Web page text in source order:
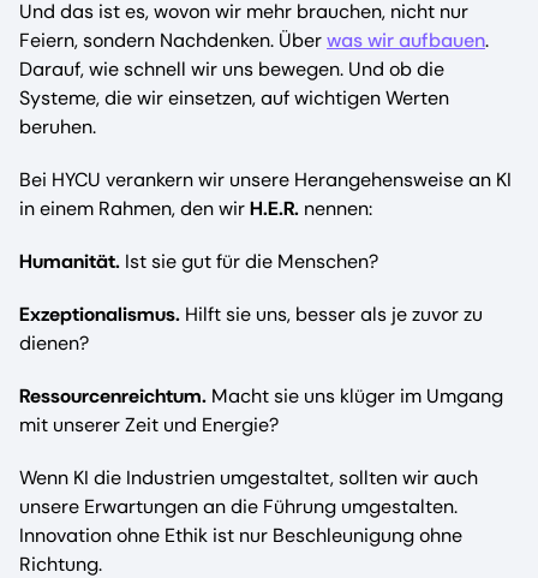
Und das ist es, wovon wir mehr brauchen, nicht nur
Feiern, sondern Nachdenken. Überwas wir aufbauen.
Darauf, wie schnell wir uns bewegen. Und ob die
Systeme, die wir einsetzen, auf wichtigen Werten
beruhen.
Bei HYCU verankern wir unsere Herangehensweise an KI
in einem Rahmen, den wirH.E.R. nennen:
Humanität. Ist sie gut für die Menschen?
Exzeptionalismus. Hilft sie uns, besser als je zuvor zu
dienen?
Ressourcenreichtum. Macht sie uns klüger im Umgang
mit unserer Zeit und Energie?
Wenn KI die Industrien umgestaltet, sollten wir auch
unsere Erwartungen an die Führung umgestalten.
Innovation ohne Ethik ist nur Beschleunigung ohne
Richtung.